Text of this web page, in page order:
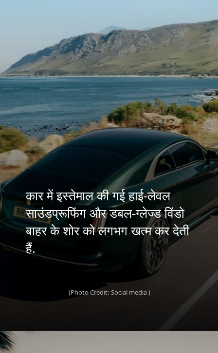
कार में इस्तेमाल की गई हाई-लेवल
साउंडप्रूफिंग और डबल-ग्लेज्ड विंडो
बाहर के शोर को लगभग खत्म कर देती
हैं.
(Photo Credit: Social media )